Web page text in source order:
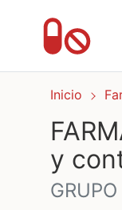
Inicio
y